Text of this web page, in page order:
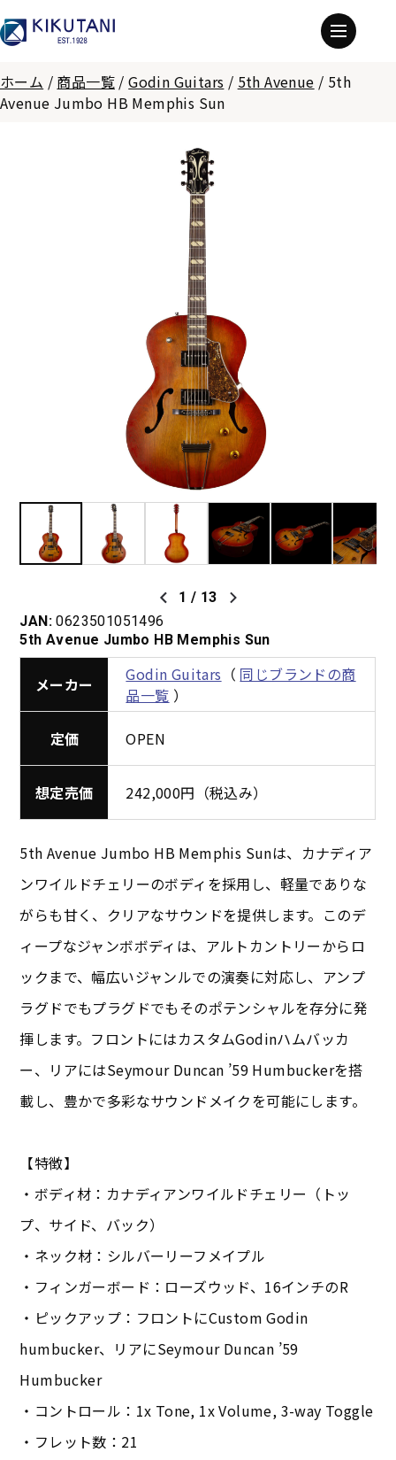
ホーム / 商品一覧 /Godin Guitars / 5th Avenue / 5th
Avenue Jumbo HB Memphis Sun
1 / 13
JAN: 0623501051496
5th Avenue Jumbo HB Memphis Sun
メーカー Godin Guitars （ 同じブランドの商
品一覧 ）
定価 OPEN
想定売価 242,000円（税込み）
5th Avenue Jumbo HB Memphis Sunは、カナディア
ンワイルドチェリーのボディを採用し、軽量でありな
がらも甘く、クリアなサウンドを提供します。このデ
ィープなジャンボボディは、アルトカントリーからロ
ックまで、幅広いジャンルでの演奏に対応し、アンプ
ラグドでもプラグドでもそのポテンシャルを存分に発
揮します。フロントにはカスタムGodinハムバッカ
ー、リアにはSeymour Duncan ’59 Humbuckerを搭
載し、豊かで多彩なサウンドメイクを可能にします。
【特徴】
・ボディ材：カナディアンワイルドチェリー（トッ
プ、サイド、バック）
・ネック材：シルバーリーフメイプル
・フィンガーボード：ローズウッド、16インチのR
・ピックアップ：フロントにCustom Godin
humbucker、リアにSeymour Duncan ’59
Humbucker
・コントロール：1x Tone, 1x Volume, 3-way Toggle
・フレット数：21